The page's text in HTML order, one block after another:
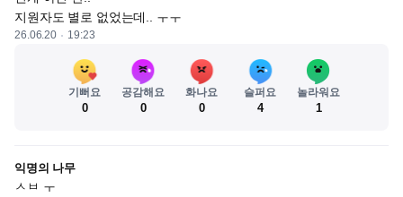
지원자도 별로 없었는데.. ㅜㅜ
26.06.20 19:23
기뻐요
0
공감해요
0
화나요
0
슬퍼요
4
놀라워요
1
익명의 나무
ㅅㅂ ㅜ